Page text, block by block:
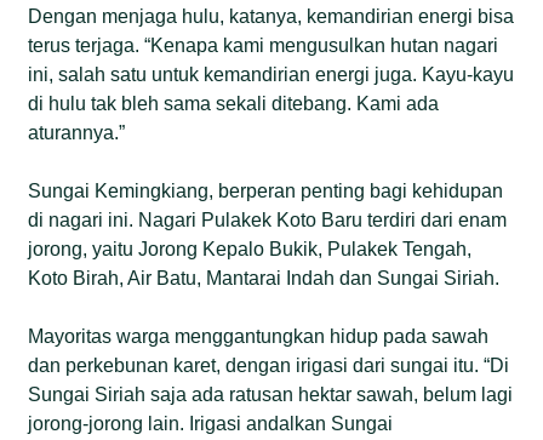
Dengan menjaga hulu, katanya, kemandirian energi bisa
terus terjaga. “Kenapa kami mengusulkan hutan nagari
ini, salah satu untuk kemandirian energi juga. Kayu-kayu
di hulu tak bleh sama sekali ditebang. Kami ada
aturannya.”
Sungai Kemingkiang, berperan penting bagi kehidupan
di nagari ini. Nagari Pulakek Koto Baru terdiri dari enam
jorong, yaitu Jorong Kepalo Bukik, Pulakek Tengah,
Koto Birah, Air Batu, Mantarai Indah dan Sungai Siriah.
Mayoritas warga menggantungkan hidup pada sawah
dan perkebunan karet, dengan irigasi dari sungai itu. “Di
Sungai Siriah saja ada ratusan hektar sawah, belum lagi
jorong-jorong lain. Irigasi andalkan Sungai